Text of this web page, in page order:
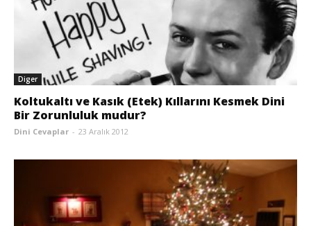
Diger
Koltukaltı ve Kasık (Etek) Kıllarını Kesmek Dini
Bir Zorunluluk mudur?
Dini Cevaplar - 23 Aralık 2012